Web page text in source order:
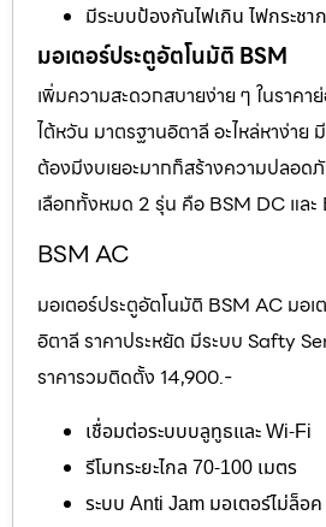
มีระบบป้องกันไฟเกิน ไฟกระชา
มอเตอร์ประตูอัตโนมัติ BSM
เพิ่มความสะดวกสบายง่าย ๆ ในราคา
ไต้หวัน มาตรฐานอิตาลี อะไหล่หาง่าย
ต้องมีงบเยอะมากก็สร้างความปลอดภั
เลือกทั้งหมด 2 รุ่น คือ BSM DC และ
BSM AC
มอเตอร์ประตูอัตโนมัติ BSM AC มอเ
อิตาลี ราคาประหยัด มีระบบ Safty
ราคารวมติดตั้ง 14,900.-
เชื่อมต่อระบบบลูทูธและ Wi-Fi
รีโมทระยะไกล 70-100 เมตร
ระบบ Anti Jam มอเตอร์ไม่ล็อค